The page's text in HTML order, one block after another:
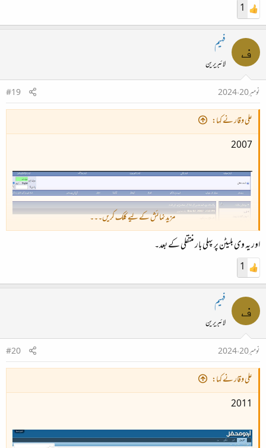
1
ف فہیم
لائبریرین
نومبر 20، 2024
#19
علی وقار نے کہا:
2007
مزید نمائش کے لیے کلک کریں۔۔۔
اور یہ وی بلیٹن پر پہلی بار منتقلی کے بعد۔
1
ف فہیم
لائبریرین
نومبر 20، 2024
#20
علی وقار نے کہا:
2011